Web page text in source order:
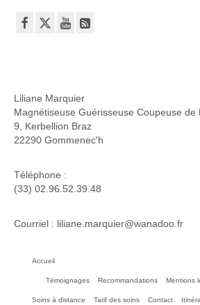
Liliane Marquier
Magnétiseuse Guérisseuse Coupeuse de
9, Kerbellion Braz
22290 Gommenec'h
Téléphone :
(33) 02.96.52.39.48
Courriel : liliane.marquier@wanadoo.fr
Accueil
Témoignages Recommandations Mentions
Soins à distance Tarif des soins Contact